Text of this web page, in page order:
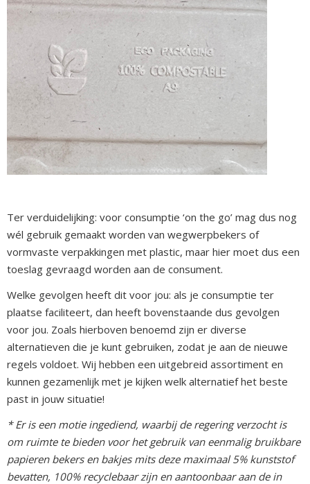
Ter verduidelijking: voor consumptie ‘on the go’ mag dus nog
wél gebruik gemaakt worden van wegwerpbekers of
vormvaste verpakkingen met plastic, maar hier moet dus een
toeslag gevraagd worden aan de consument.
Welke gevolgen heeft dit voor jou: als je consumptie ter
plaatse faciliteert, dan heeft bovenstaande dus gevolgen
voor jou. Zoals hierboven benoemd zijn er diverse
alternatieven die je kunt gebruiken, zodat je aan de nieuwe
regels voldoet. Wij hebben een uitgebreid assortiment en
kunnen gezamenlijk met je kijken welk alternatief het beste
past in jouw situatie!
* Er is een motie ingediend, waarbij de regering verzocht is
om ruimte te bieden voor het gebruik van eenmalig bruikbare
papieren bekers en bakjes mits deze maximaal 5% kunststof
bevatten, 100% recyclebaar zijn en aantoonbaar aan de in